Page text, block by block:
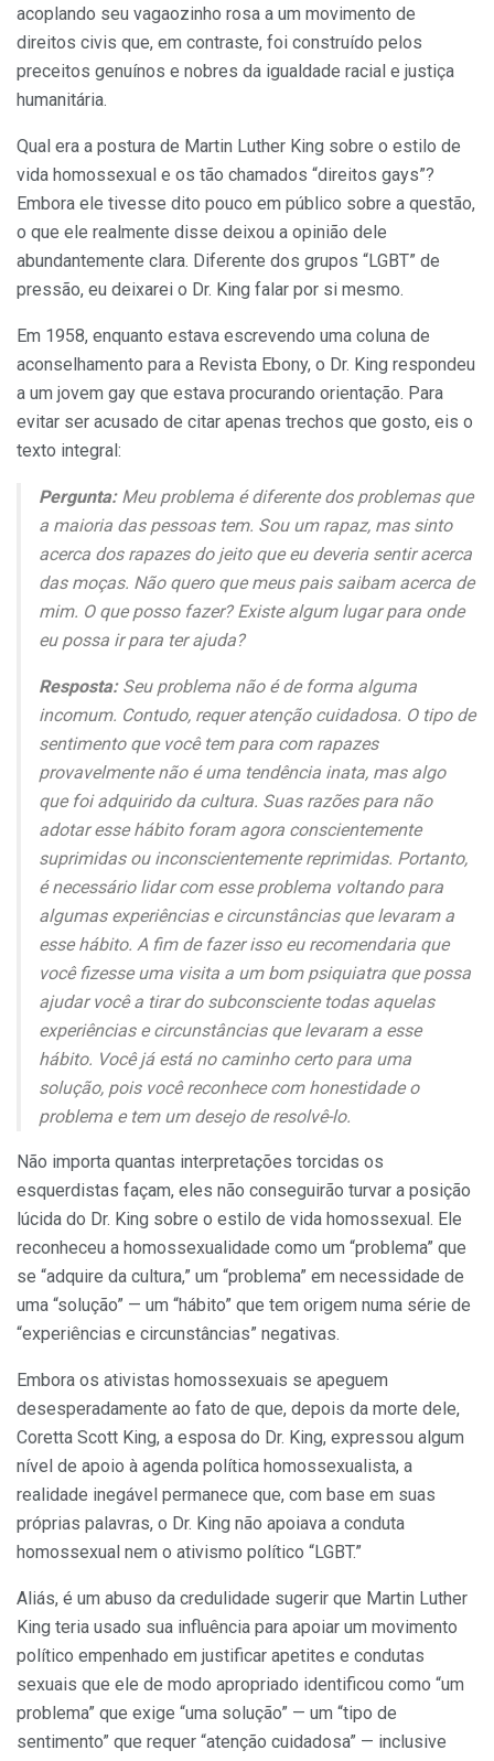
acoplando seu vagaozinho rosa a um movimento de
direitos civis que, em contraste, foi construído pelos
preceitos genuínos e nobres da igualdade racial e justiça
humanitária.
Qual era a postura de Martin Luther King sobre o estilo de
vida homossexual e os tão chamados “direitos gays”?
Embora ele tivesse dito pouco em público sobre a questão,
o que ele realmente disse deixou a opinião dele
abundantemente clara. Diferente dos grupos “LGBT” de
pressão, eu deixarei o Dr. King falar por si mesmo.
Em 1958, enquanto estava escrevendo uma coluna de
aconselhamento para a Revista Ebony, o Dr. King respondeu
a um jovem gay que estava procurando orientação. Para
evitar ser acusado de citar apenas trechos que gosto, eis o
texto integral:
Pergunta: Meu problema é diferente dos problemas que
a maioria das pessoas tem. Sou um rapaz, mas sinto
acerca dos rapazes do jeito que eu deveria sentir acerca
das moças. Não quero que meus pais saibam acerca de
mim. O que posso fazer? Existe algum lugar para onde
eu possa ir para ter ajuda?
Resposta: Seu problema não é de forma alguma
incomum. Contudo, requer atenção cuidadosa. O tipo de
sentimento que você tem para com rapazes
provavelmente não é uma tendência inata, mas algo
que foi adquirido da cultura. Suas razões para não
adotar esse hábito foram agora conscientemente
suprimidas ou inconscientemente reprimidas. Portanto,
é necessário lidar com esse problema voltando para
algumas experiências e circunstâncias que levaram a
esse hábito. A fim de fazer isso eu recomendaria que
você fizesse uma visita a um bom psiquiatra que possa
ajudar você a tirar do subconsciente todas aquelas
experiências e circunstâncias que levaram a esse
hábito. Você já está no caminho certo para uma
solução, pois você reconhece com honestidade o
problema e tem um desejo de resolvê-lo.
Não importa quantas interpretações torcidas os
esquerdistas façam, eles não conseguirão turvar a posição
lúcida do Dr. King sobre o estilo de vida homossexual. Ele
reconheceu a homossexualidade como um “problema” que
se “adquire da cultura,” um “problema” em necessidade de
uma “solução” — um “hábito” que tem origem numa série de
“experiências e circunstâncias” negativas.
Embora os ativistas homossexuais se apeguem
desesperadamente ao fato de que, depois da morte dele,
Coretta Scott King, a esposa do Dr. King, expressou algum
nível de apoio à agenda política homossexualista, a
realidade inegável permanece que, com base em suas
próprias palavras, o Dr. King não apoiava a conduta
homossexual nem o ativismo político “LGBT.”
Aliás, é um abuso da credulidade sugerir que Martin Luther
King teria usado sua influência para apoiar um movimento
político empenhado em justificar apetites e condutas
sexuais que ele de modo apropriado identificou como “um
problema” que exige “uma solução” — um “tipo de
sentimento” que requer “atenção cuidadosa” — inclusive